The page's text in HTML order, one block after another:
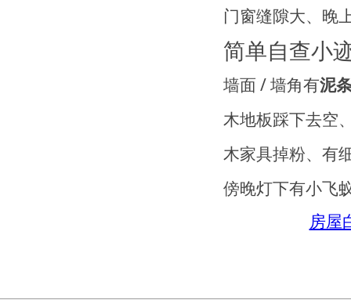
门窗缝隙大、晚
简单自查小
墙面 / 墙角有泥
木地板踩下去空
木家具掉粉、有
傍晚灯下有小飞
房屋